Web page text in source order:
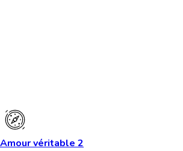
Amour véritable 2